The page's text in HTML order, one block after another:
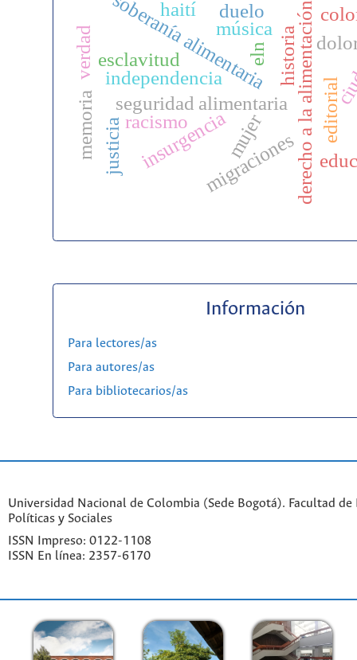
editorial
derecho a la alimentación
seguridad alimentaria
soberanía alimentaria
migraciones
independencia
haití
esclavitud
música
insurgencia
eln
racismo
historia
memoria mujer
duelo
verdad
justicia
Información
Para lectores/as
Para autores/as
Para bibliotecarios/as
Universidad Nacional de Colombia (Sede Bogotá). Facultad de
Políticas y Sociales
ISSN Impreso: 0122-1108
ISSN En línea: 2357-6170